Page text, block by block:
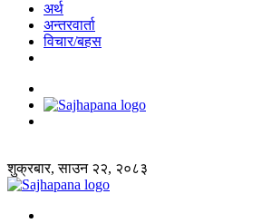
अर्थ
अन्तरवार्ता
विचार/बहस
शुक्रबार, साउन २२, २०८३